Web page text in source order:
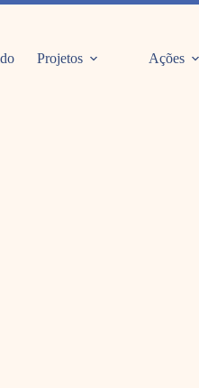
Projetos Ações